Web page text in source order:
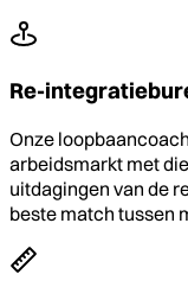
Re-
Onze
arbeidsmarkt met
uitdagingen van de
beste match tussen